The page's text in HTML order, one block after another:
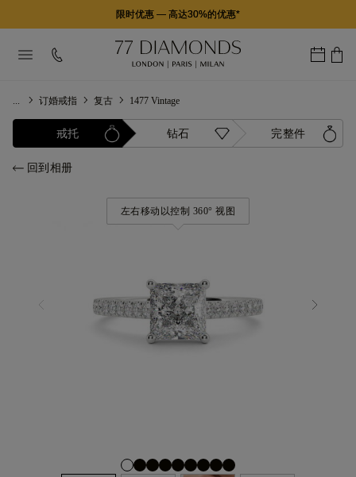
限时优惠 — 高达30%的优惠*
订婚戒指 复古 1477 Vintage
戒托 钻石 完整件
回到相册
左右移动以控制 360° 视图